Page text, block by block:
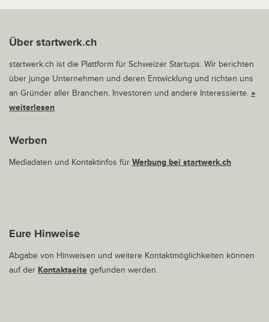
Über startwerk.ch
startwerk.ch ist die Plattform für Schweizer Startups. Wir berichten
über junge Unternehmen und deren Entwicklung und richten uns
an Gründer aller Branchen, Investoren und andere Interessierte. »
weiterlesen
Werben
Mediadaten und Kontaktinfos für Werbung bei startwerk.ch
Eure Hinweise
Abgabe von Hinweisen und weitere Kontaktmöglichkeiten können
auf der Kontaktseite gefunden werden.